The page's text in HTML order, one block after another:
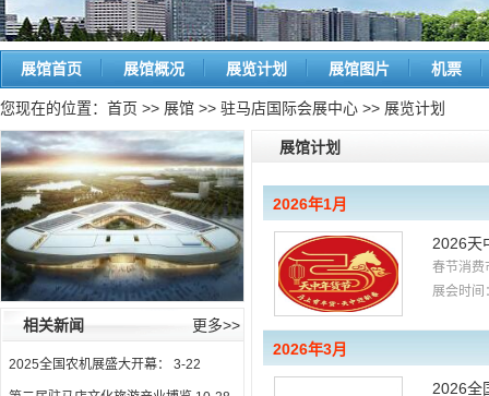
展馆首页 展馆概况 展览计划 展馆图片 机票
您现在的位置： 首页 >> 展馆 >> 驻马店国际会展中心 >> 展览计划
更多>>
相关新闻
2025全国农机展盛大开幕： 3-22
展馆计划
2026年1月
2026天
春节消费
展会时
2026年3月
2026全